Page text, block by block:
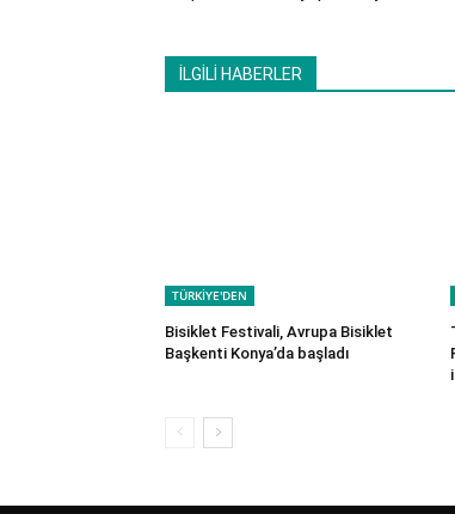
İLGİLİ HABERLER
TÜRKİYE'DEN
Bisiklet Festivali, Avrupa Bisiklet
Başkenti Konya’da başladı